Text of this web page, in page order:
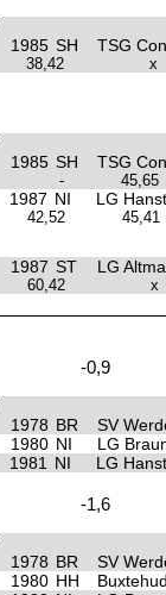
1985 SH TSG
38,42 x
1985 SH TSG
- 45,65
1987 NI LG
42,52 45,41
1987 ST LG
60,42 x
-0,9
1978 BR
SV
1980 NI
LG
1981 NI LG
-1,6
1978 BR
SV
1980 HH